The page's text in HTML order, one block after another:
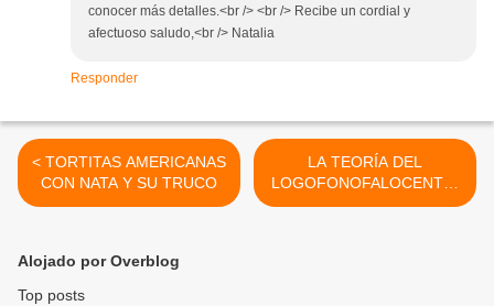
conocer más detalles.<br /> <br /> Recibe un cordial y
afectuoso saludo,<br /> Natalia
Responder
< TORTITAS AMERICANAS
CON NATA Y SU TRUCO
LA TEORÍA DEL
LOGOFONOFALOCENTRI
SMO >
Alojado por Overblog
Top posts